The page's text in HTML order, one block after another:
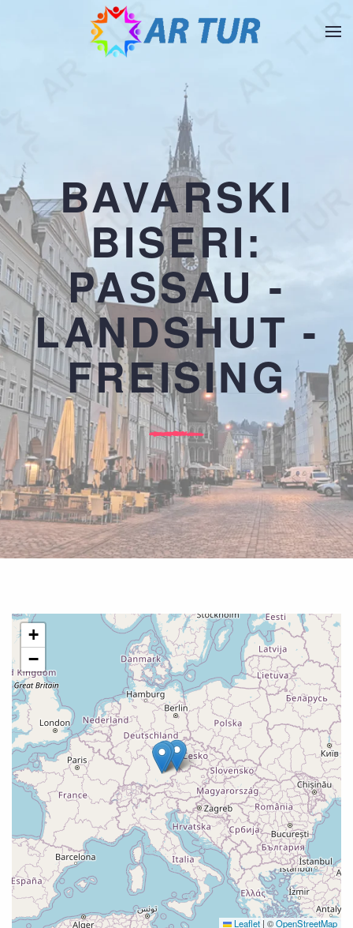
Skip to main content
BAVARSKI
BISERI:
PASSAU -
LANDSHUT -
FREISING
+
−
Leaflet | ©OpenStreetMap